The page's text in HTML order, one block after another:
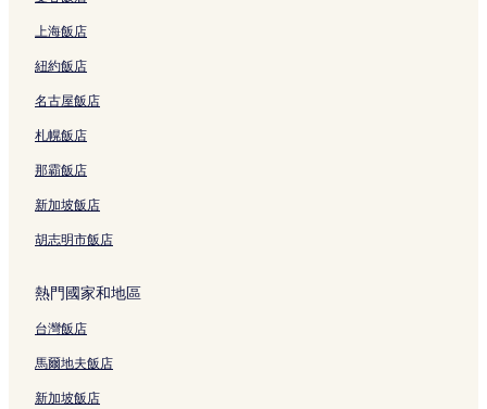
出雲市飯店
玉造溫泉站附近的飯店
稻佐海灘附近的設有廚房的飯店
子浦海水浴場附近的Spa 飯店
出雲市的溫泉飯店
子浦海水浴場的旅館
出雲市的日式旅館
出雲市 2 星級飯店
上海飯店
紐約飯店
名古屋飯店
札幌飯店
那霸飯店
新加坡飯店
胡志明市飯店
熱門國家和地區
台灣飯店
馬爾地夫飯店
新加坡飯店